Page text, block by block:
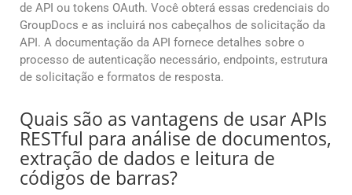
de API ou tokens OAuth. Você obterá essas credenciais do
GroupDocs e as incluirá nos cabeçalhos de solicitação da
API. A documentação da API fornece detalhes sobre o
processo de autenticação necessário, endpoints, estrutura
de solicitação e formatos de resposta.
Quais são as vantagens de usar APIs
RESTful para análise de documentos,
extração de dados e leitura de
códigos de barras?